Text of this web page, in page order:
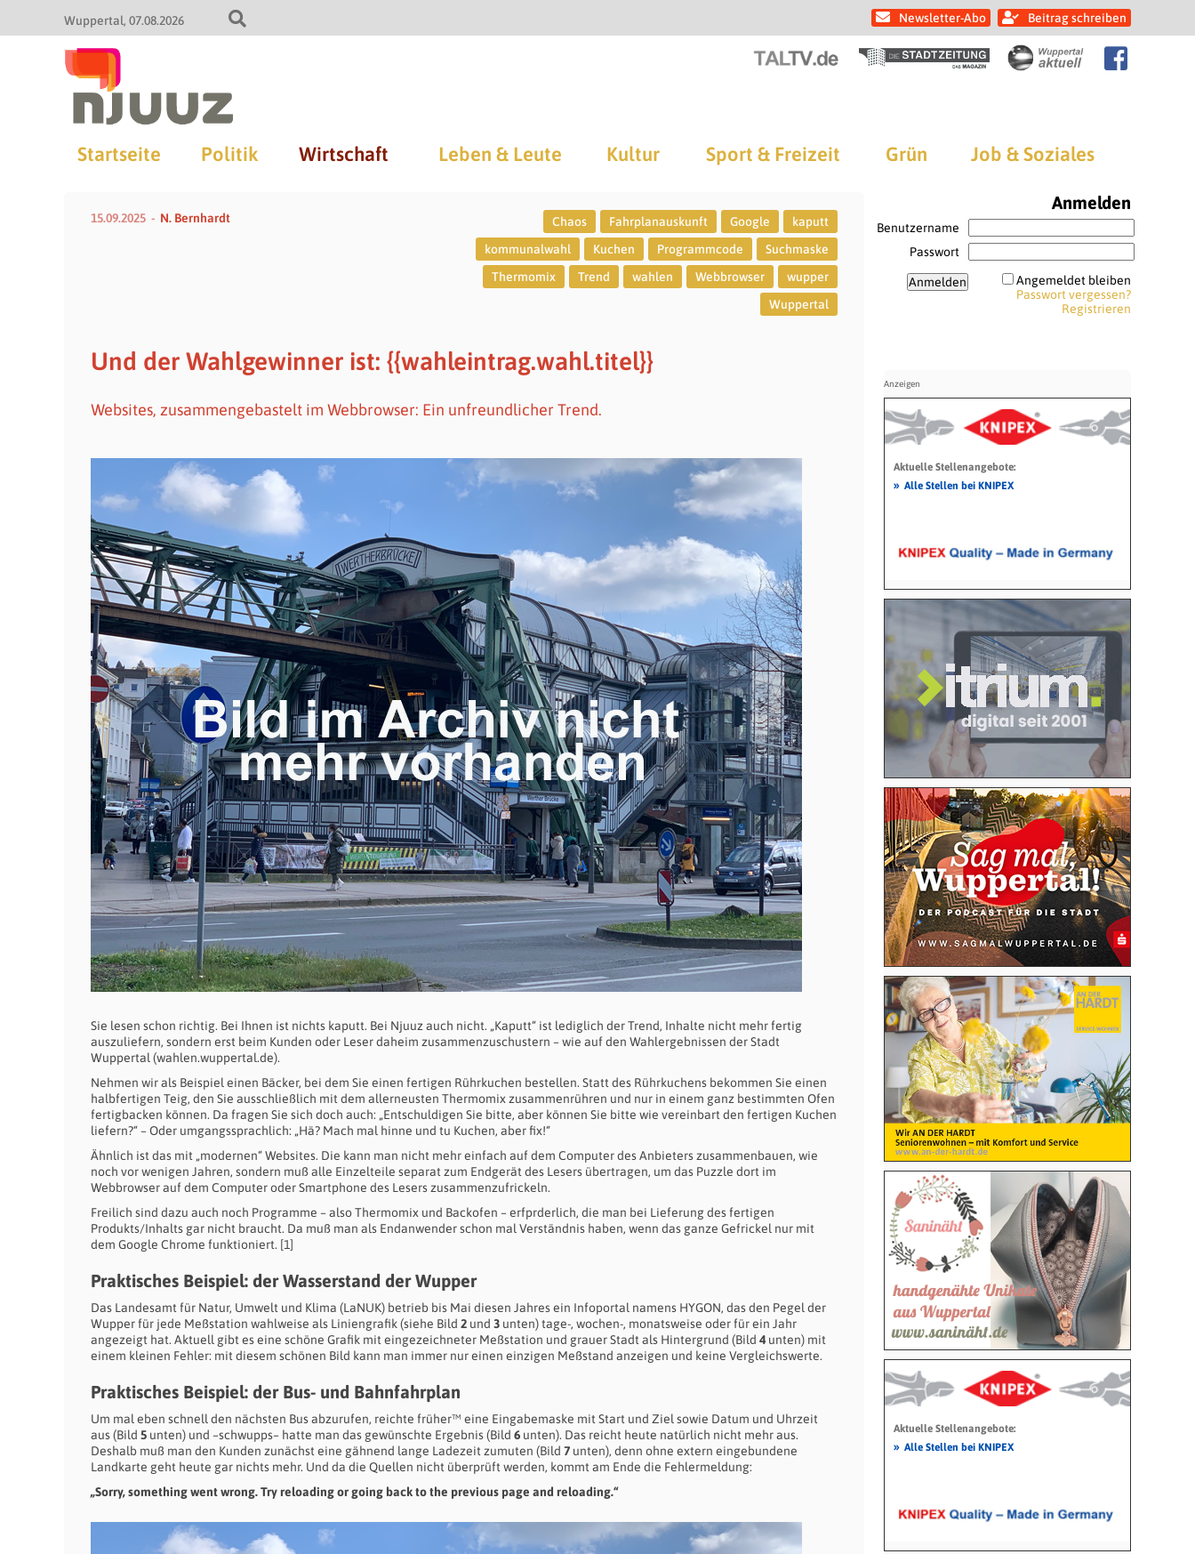
Wuppertal 07.08.2026 Newsletter-Abo Beitrag schreiben
Startseite Politik Wirtschaft Leben & Leute Kultur Sport & Freizeit Grün Job & Soziales
15.09.2025 N. Bernhardt Chaos Fahrplanauskunft Google
kaputt
kommunalwahl
Kuchen Programmcode
Suchmaske
Thermomix
Trend wahlen Webbrowser
wupper
Wuppertal
Und der Wahlgewinner ist: {{wahleintrag.wahl.titel}}
Websites, zusammengebastelt im Webbrowser: Ein unfreundlicher Trend.
Sie lesen schon richtig. Bei Ihnen ist nichts kaputt. Bei Njuuz auch nicht. „Kaputt“ ist lediglich der Trend, Inhalte nicht mehr fertig
auszuliefern, sondern erst beim Kunden oder Leser daheim zusammenzuschustern – wie auf den Wahlergebnissen der Stadt
Wuppertal (wahlen.wuppertal.de).
Nehmen wir als Beispiel einen Bäcker, bei dem Sie einen fertigen Rührkuchen bestellen. Statt des Rührkuchens bekommen Sie einen
halbfertigen Teig, den Sie ausschließlich mit dem allerneusten Thermomix zusammenrühren und nur in einem ganz bestimmten Ofen
fertigbacken können. Da fragen Sie sich doch auch: „Entschuldigen Sie bitte, aber können Sie bitte wie vereinbart den fertigen Kuchen
liefern?“ – Oder umgangssprachlich: „Hä? Mach mal hinne und tu Kuchen, aber fix!“
Ähnlich ist das mit „modernen“ Websites. Die kann man nicht mehr einfach auf dem Computer des Anbieters zusammenbauen, wie
noch vor wenigen Jahren, sondern muß alle Einzelteile separat zum Endgerät des Lesers übertragen, um das Puzzle dort im
Webbrowser auf dem Computer oder Smartphone des Lesers zusammenzufrickeln.
Freilich sind dazu auch noch Programme – also Thermomix und Backofen – erfprderlich, die man bei Lieferung des fertigen
Produkts/Inhalts gar nicht braucht. Da muß man als Endanwender schon mal Verständnis haben, wenn das ganze Gefrickel nur mit
dem Google Chrome funktioniert. [1]
Praktisches Beispiel: der Wasserstand der Wupper
Das Landesamt für Natur, Umwelt und Klima (LaNUK) betrieb bis Mai diesen Jahres ein Infoportal namens HYGON, das den Pegel der
Wupper für jede Meßstation wahlweise als Liniengrafik (siehe Bild 2 und 3 unten) tage-, wochen-, monatsweise oder für ein Jahr
angezeigt hat. Aktuell gibt es eine schöne Grafik mit eingezeichneter Meßstation und grauer Stadt als Hintergrund (Bild 4unten) mit
einem kleinen Fehler: mit diesem schönen Bild kann man immer nur einen einzigen Meßstand anzeigen und keine Vergleichswerte.
Praktisches Beispiel: der Bus- und Bahnfahrplan
Um mal eben schnell den nächsten Bus abzurufen, reichte früher™ eine Eingabemaske mit Start und Ziel sowie Datum und Uhrzeit
aus (Bild 5 unten) und –schwupps– hatte man das gewünschte Ergebnis (Bild 6 unten). Das reicht heute natürlich nicht mehr aus.
Deshalb muß man den Kunden zunächst eine gähnend lange Ladezeit zumuten (Bild 7 unten), denn ohne extern eingebundene
Landkarte geht heute gar nichts mehr. Und da die Quellen nicht überprüft werden, kommt am Ende die Fehlermeldung:
„Sorry, something went wrong. Try reloading or going back to the previous page and reloading.“
Anmelden
Benutzername
Passwort
Angemeldet bleiben
Passwort vergessen?
Registrieren
Aktuelle Stellenangebote:
» Alle Stellen bei KNIPEX
Aktuelle Stellenangebote:
» Alle Stellen bei KNIPEX